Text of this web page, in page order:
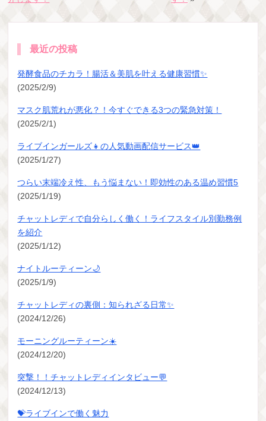
最近の投稿
発酵食品のチカラ！腸活＆美肌を叶える健康習慣✨
(2025/2/9)
マスク肌荒れが悪化？！今すぐできる3つの緊急対策！
(2025/2/1)
ライブインガールズ👧の人気動画配信サービス👑
(2025/1/27)
つらい末端冷え性、もう悩まない！即効性のある温め習慣5
(2025/1/19)
チャットレディで自分らしく働く！ライフスタイル別勤務例
を紹介
(2025/1/12)
ナイトルーティーン🌙
(2025/1/9)
チャットレディの裏側：知られざる日常✨
(2024/12/26)
モーニングルーティーン☀️
(2024/12/20)
突撃！！チャットレディインタビュー💬
(2024/12/13)
💝ライブインで働く魅力